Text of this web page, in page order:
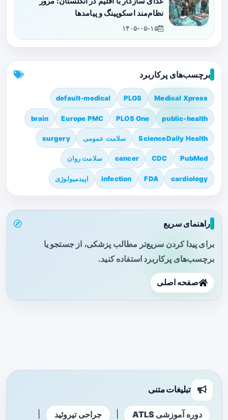
نظام‌مند اسکوپینگ و پیامدها
۱۴۰۵-۰۵-۱۵
برچسب‌های پرکاربرد
Medical Xpress
PLOS
default-medical
public-health
PLOS One
Europe PMC
brain
ScienceDaily Health سلامت عمومی surgery
PubMed
CDC
cancer سلامت روان
cardiology
FDA
infection اپیدمیولوژی
راهنمای سریع
برای پیدا کردن سریع‌تر مطالب پزشکی، از جستجو یا
برچسب‌های پرکاربرد استفاده کنید.
صفحه اصلی
تبلیغات متنی
دوره آموزشی ATLS جراحی تیروئید